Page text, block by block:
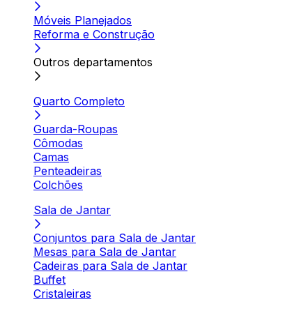
Móveis Planejados
Reforma e Construção
Outros departamentos
Quarto Completo
Guarda-Roupas
Cômodas
Camas
Penteadeiras
Colchões
Sala de Jantar
Conjuntos para Sala de Jantar
Mesas para Sala de Jantar
Cadeiras para Sala de Jantar
Buffet
Cristaleiras